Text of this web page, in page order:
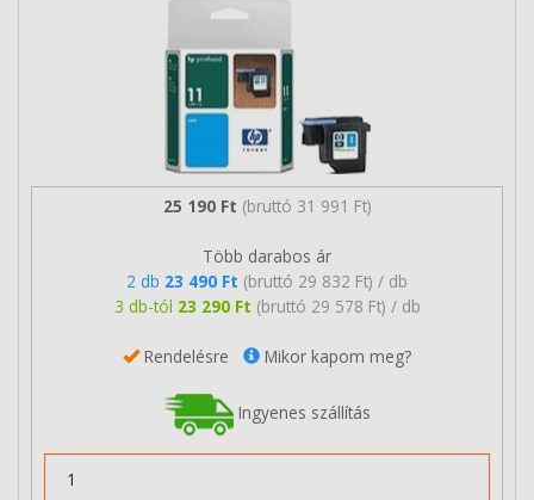
25 190 Ft (bruttó 31 991 Ft)
Több darabos ár
2 db 23 490 Ft (bruttó 29 832 Ft) / db
3 db-tól 23 290 Ft (bruttó 29 578 Ft) / db
Rendelésre Mikor kapom meg?
Ingyenes szállítás